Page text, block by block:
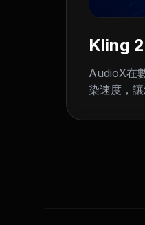
Kling
AudioX在
染速度，